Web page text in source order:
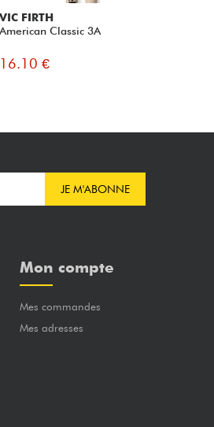
VIC FIRTH
American Classic 3A
16.10 €
JE M'ABONNE
Mon compte
Mes commandes
Mes adresses